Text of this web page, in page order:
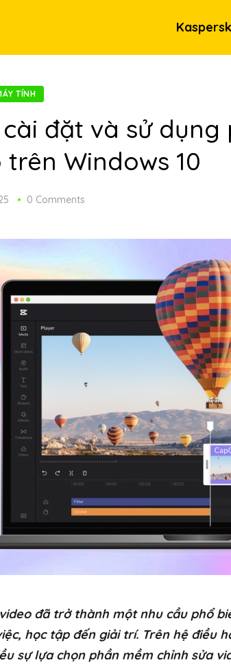
TÍNH
cài đặt và sử
Windows 10
0 Comments
đã trở thành một nhu cầu phổ
học tập đến giải trí. Trên hệ điều
sự lựa chọn phần mềm chỉnh sửa